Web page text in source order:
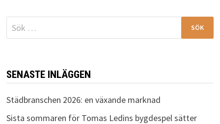
Sök
efter:
SENASTE INLÄGGEN
Städbranschen 2026: en växande marknad
Sista sommaren för Tomas Ledins bygdespel sätter